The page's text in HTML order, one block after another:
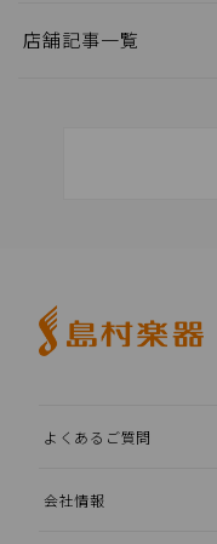
店舗記事一覧
よくあるご質問
会社情報